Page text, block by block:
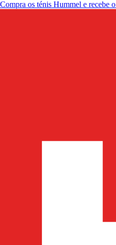
Compra os ténis Hummel e recebe o